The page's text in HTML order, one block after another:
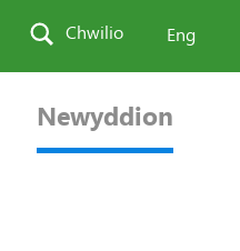
Chwilio Eng
Newyddion